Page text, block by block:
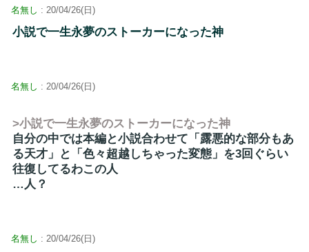
名無し : 20/04/26(日)
小説で一生永夢のストーカーになった神
名無し : 20/04/26(日)
>小説で一生永夢のストーカーになった神
自分の中では本編と小説合わせて「露悪的な部分もあ
る天才」と「色々超越しちゃった変態」を3回ぐらい
往復してるわこの人
…人？
名無し : 20/04/26(日)